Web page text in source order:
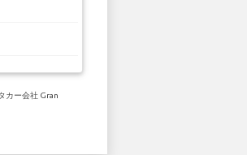
カー会社 Gran